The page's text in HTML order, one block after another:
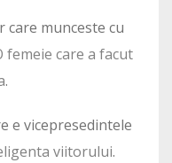
care munceste cu
femeie care a facut
.
e vicepresedintele
viitorului.